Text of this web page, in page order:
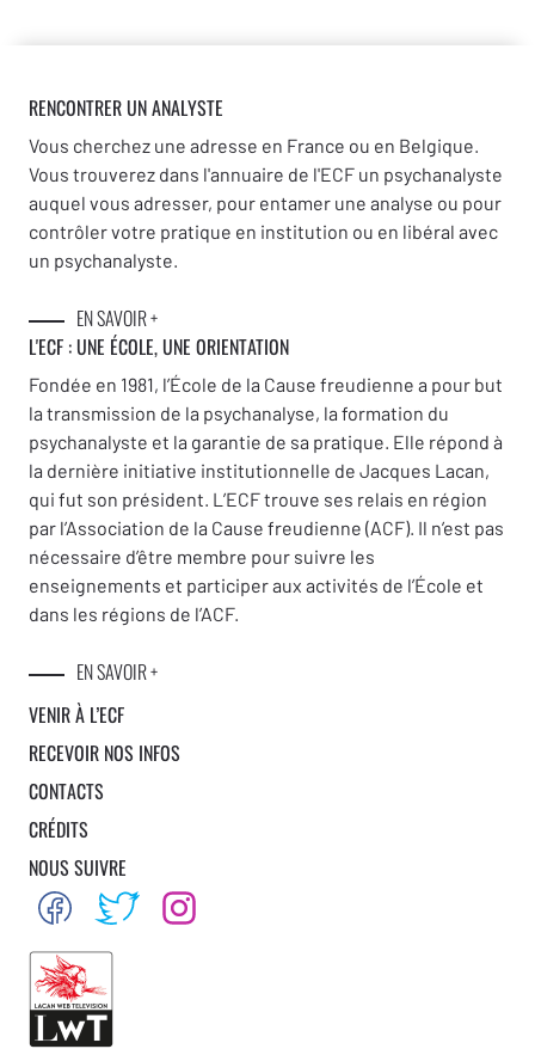
RENCONTRER UN ANALYSTE
Vous cherchez une adresse en France ou en Belgique.
Vous trouverez dans l'annuaire de l'ECF un psychanalyste
auquel vous adresser, pour entamer une analyse ou pour
contrôler votre pratique en institution ou en libéral avec
un psychanalyste.
EN SAVOIR +
L'ECF : UNE ÉCOLE, UNE ORIENTATION
Fondée en 1981, l’École de la Cause freudienne a pour but
la transmission de la psychanalyse, la formation du
psychanalyste et la garantie de sa pratique. Elle répond à
la dernière initiative institutionnelle de Jacques Lacan,
qui fut son président. L’ECF trouve ses relais en région
par l’Association de la Cause freudienne (ACF). Il n’est pas
nécessaire d’être membre pour suivre les
enseignements et participer aux activités de l’École et
dans les régions de l’ACF.
EN SAVOIR +
VENIR À L’ECF
RECEVOIR NOS INFOS
CONTACTS
CRÉDITS
NOUS SUIVRE